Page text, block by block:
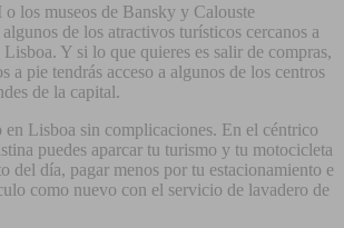
los museos de Bansky y Calouste
de los atractivos turísticos cercanos a
Lisboa. Y si lo que quieres es salir de compras,
a pie tendrás acceso a algunos de los centros
de la capital.
Lisboa sin complicaciones. En el céntrico
puedes aparcar tu turismo y tu motocicleta
del día, pagar menos por tu estacionamiento e
como nuevo con el servicio de lavadero de